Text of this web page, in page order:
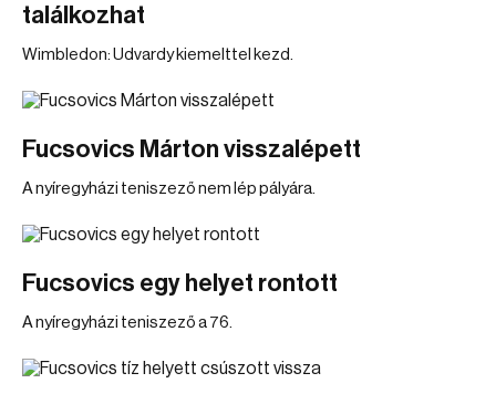
találkozhat
Wimbledon: Udvardy kiemelttel kezd.
Fucsovics Márton visszalépett
A nyíregyházi teniszező nem lép pályára.
Fucsovics egy helyet rontott
A nyíregyházi teniszező a 76.